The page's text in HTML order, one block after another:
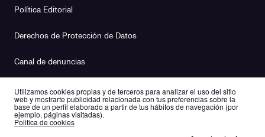
Utilizamos cookies propias y de terceros para analizar el uso del sitio
web y mostrarte publicidad relacionada con tus preferencias sobre la
base de un perfil elaborado a partir de tus hábitos de navegación (por
ejemplo, páginas visitadas).
Politica de cookies
es en
Política Editorial
Derechos de Protección de Datos
Canal de denuncias
Plan de Igualdad